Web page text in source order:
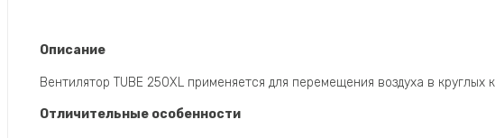
Описание
Вентилятор TUBE 250XL применяется для перемещения воздуха в
Отличительные особенности